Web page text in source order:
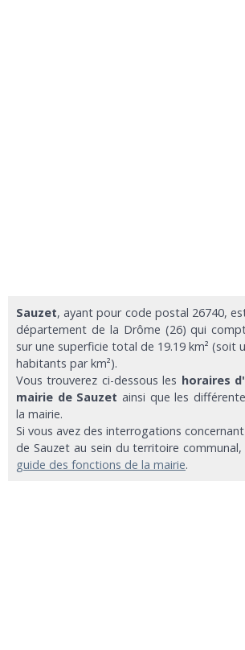
Sauzet, ayant pour code postal 26740,
département de la Drôme (26) qui
sur une superficie total de 19.19 km² (soit
habitants par km²).
Vous trouverez ci-dessous les horaires
mairie de Sauzet ainsi que les
la mairie.
Si vous avez des interrogations
de Sauzet au sein du territoire
guide des fonctions de la mairie.